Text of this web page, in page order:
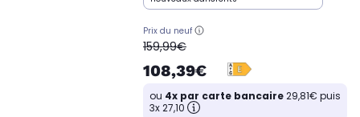
Prix du neuf
oldPrice
159,99€
108,39€
ou 4x par carte bancaire29,81€ puis
3x 27,10